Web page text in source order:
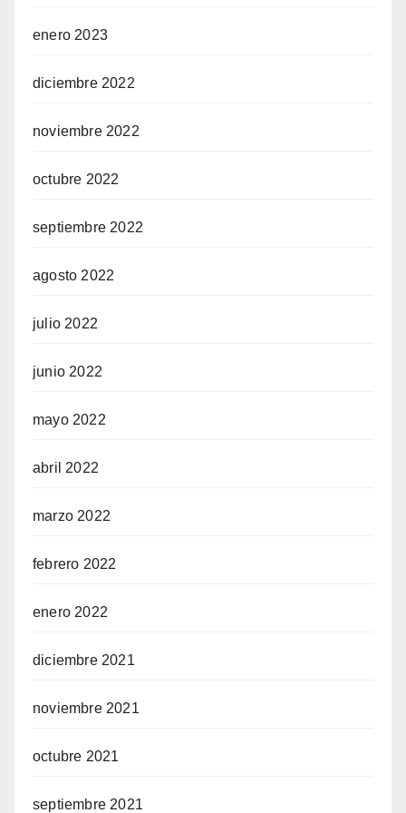
enero 2023
diciembre 2022
noviembre 2022
octubre 2022
septiembre 2022
agosto 2022
julio 2022
junio 2022
mayo 2022
abril 2022
marzo 2022
febrero 2022
enero 2022
diciembre 2021
noviembre 2021
octubre 2021
septiembre 2021